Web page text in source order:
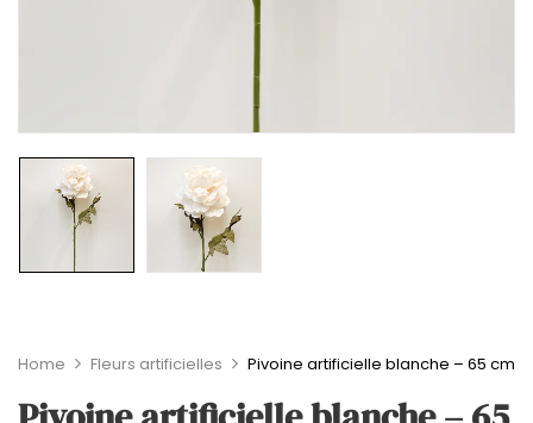
Home Fleurs artificielles Pivoine artificielle blanche – 65 cm